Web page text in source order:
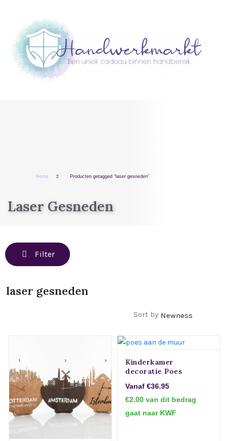
Home Producten getagged “laser gesneden”
Laser Gesneden
Filter
laser gesneden
Sort by
Kinderkamer
decoratie Poes
Vanaf €36.95
€2.00 van dit bedrag
gaat naar KWF